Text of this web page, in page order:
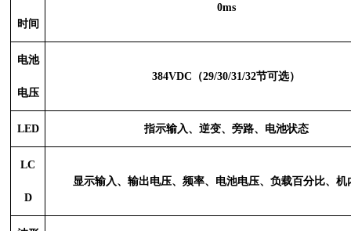
时间
0ms
电池
电压
384VDC（29/30/31/32节可选）
LED 指示输入、逆变、旁路、电池状态
LC
D
显示输入、输出电压、频率、电池电压、负载百分比、机